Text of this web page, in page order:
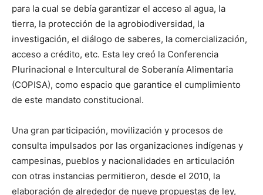
para la cual se debía garantizar el acceso al agua, la
tierra, la protección de la agrobiodiversidad, la
investigación, el diálogo de saberes, la comercialización,
acceso a crédito, etc. Esta ley creó la Conferencia
Plurinacional e Intercultural de Soberanía Alimentaria
(COPISA), como espacio que garantice el cumplimiento
de este mandato constitucional.
Una gran participación, movilización y procesos de
consulta impulsados por las organizaciones indígenas y
campesinas, pueblos y nacionalidades en articulación
con otras instancias permitieron, desde el 2010, la
elaboración de alrededor de nueve propuestas de ley,